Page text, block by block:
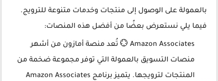
بالعمولة على الوصول إلى منتجات وخدمات متنوعة للترويج.
فيما يلي نستعرض بعضًا من أفضل هذه المنصات:
Amazon Associates 💮 تُعد منصة أمازون من أشهر
منصات التسويق بالعمولة التي توفر مجموعة ضخمة من
المنتجات لترويجها. يتميز برنامج Amazon Associates